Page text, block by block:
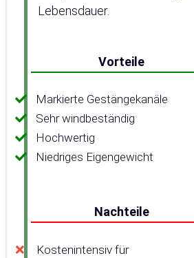
Lebensdauer.
Vorteile
Markierte Gestängekanäle
Sehr windbeständig
Hochwertig
Niedriges Eigengewicht
Nachteile
Kostenintensiv für